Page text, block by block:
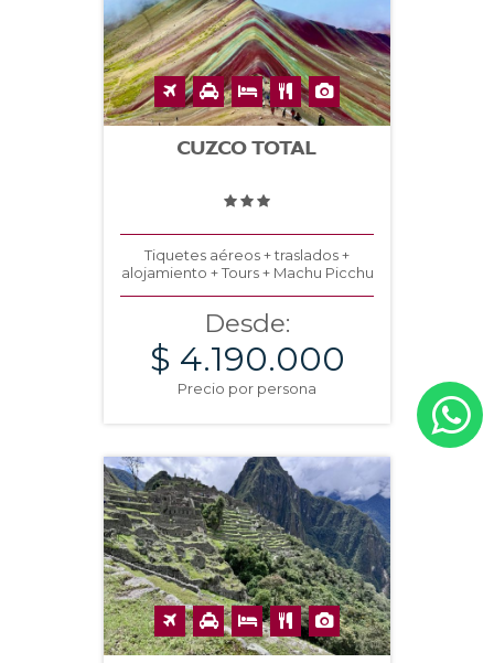
CUZCO TOTAL
Tiquetes aéreos + traslados +
alojamiento + Tours + Machu Picchu
Desde:
$ 4.190.000
Precio por persona